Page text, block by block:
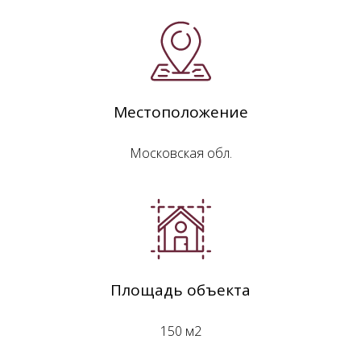
Местоположение
Московская обл.
Площадь объекта
150 м2